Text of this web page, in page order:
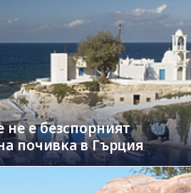
не е безспорният
почивка в Гърция